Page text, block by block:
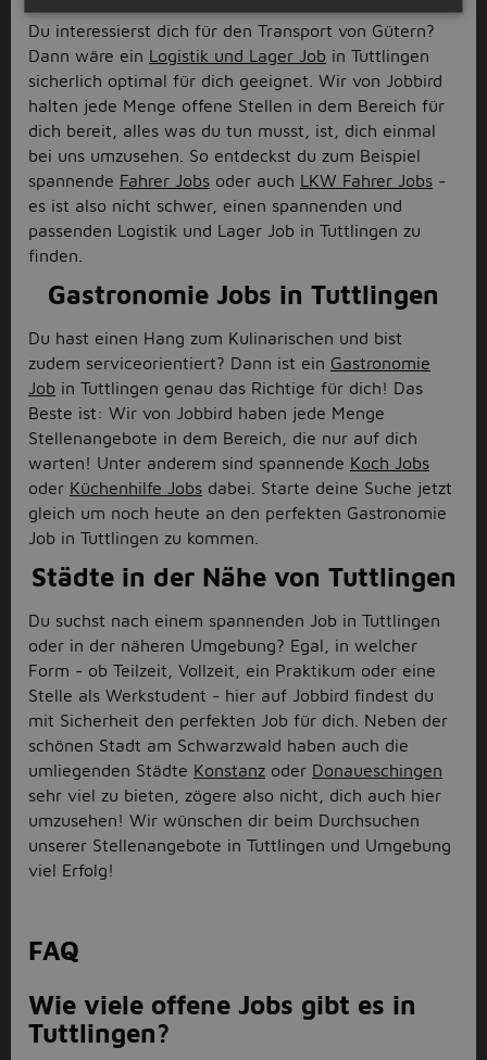
Du interessierst dich für den Transport von Gütern?
Dann wäre ein Logistik und Lager Job in Tuttlingen
sicherlich optimal für dich geeignet. Wir von Jobbird
halten jede Menge offene Stellen in dem Bereich für
dich bereit, alles was du tun musst, ist, dich einmal
bei uns umzusehen. So entdeckst du zum Beispiel
spannende Fahrer Jobs oder auch LKW Fahrer Jobs -
es ist also nicht schwer, einen spannenden und
passenden Logistik und Lager Job in Tuttlingen zu
finden.
Gastronomie Jobs in Tuttlingen
Du hast einen Hang zum Kulinarischen und bist
zudem serviceorientiert? Dann ist ein Gastronomie
Job in Tuttlingen genau das Richtige für dich! Das
Beste ist: Wir von Jobbird haben jede Menge
Stellenangebote in dem Bereich, die nur auf dich
warten! Unter anderem sind spannende Koch Jobs
oder Küchenhilfe Jobs dabei. Starte deine Suche jetzt
gleich um noch heute an den perfekten Gastronomie
Job in Tuttlingen zu kommen.
Städte in der Nähe von Tuttlingen
Du suchst nach einem spannenden Job in Tuttlingen
oder in der näheren Umgebung? Egal, in welcher
Form - ob Teilzeit, Vollzeit, ein Praktikum oder eine
Stelle als Werkstudent - hier auf Jobbird findest du
mit Sicherheit den perfekten Job für dich. Neben der
schönen Stadt am Schwarzwald haben auch die
umliegenden Städte Konstanz oder Donaueschingen
sehr viel zu bieten, zögere also nicht, dich auch hier
umzusehen! Wir wünschen dir beim Durchsuchen
unserer Stellenangebote in Tuttlingen und Umgebung
viel Erfolg!
FAQ
Wie viele offene Jobs gibt es in
Tuttlingen?